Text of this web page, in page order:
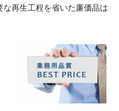
再生工程を省いた廉価品は